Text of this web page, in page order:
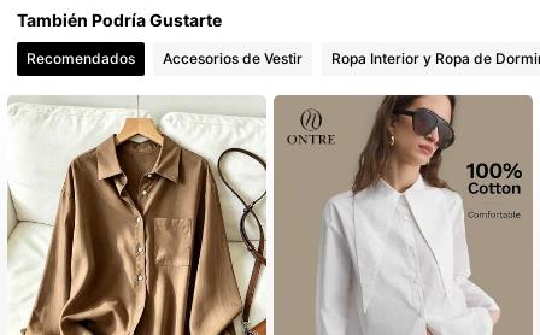
También Podría Gustarte
Recomendados Accesorios de Vestir Ropa Interior y Ropa de